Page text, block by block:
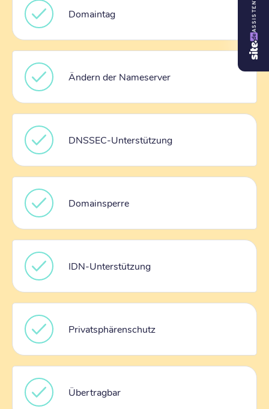
Domaintag
Ändern der Nameserver
DNSSEC-Unterstützung
Domainsperre
IDN-Unterstützung
Privatsphärenschutz
Übertragbar
ASSISTENT